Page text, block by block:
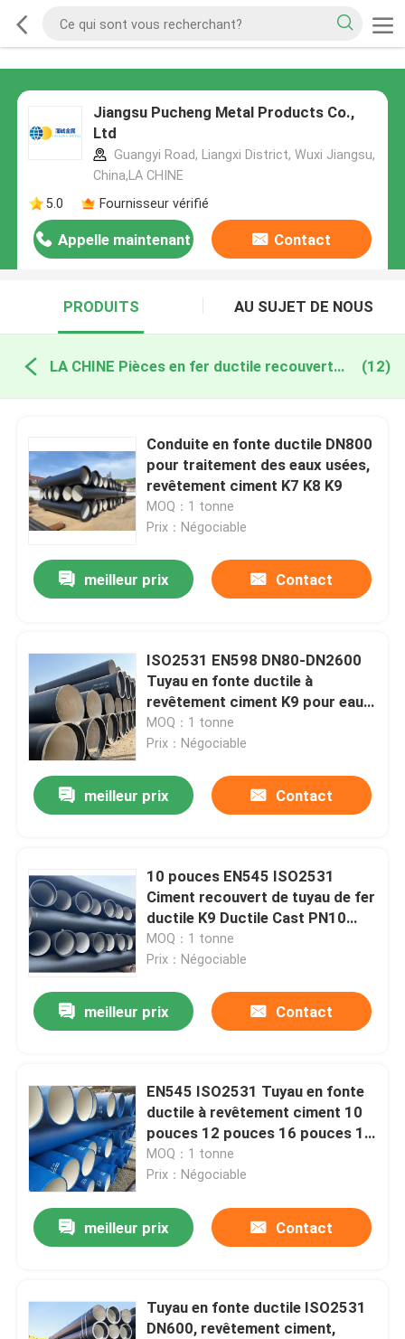
Jiangsu Pucheng Metal Products Co.,
Ltd
Guangyi Road, Liangxi District, Wuxi Jiangsu,
China,LA CHINE
5.0
Fournisseur vérifié
Appelle maintenant Contact
PRODUITS AU SUJET DE NOUS
LA CHINE Pièces en fer ductile recouvertes de ciment (12)
Conduite en fonte ductile DN800
pour traitement des eaux usées,
revêtement ciment K7 K8 K9
MOQ：1 tonne
Prix：Négociable
meilleur prix Contact
ISO2531 EN598 DN80-DN2600
Tuyau en fonte ductile à
revêtement ciment K9 pour eau
potable
MOQ：1 tonne
Prix：Négociable
meilleur prix Contact
10 pouces EN545 ISO2531
Ciment recouvert de tuyau de fer
ductile K9 Ductile Cast PN10
PN16 PN25
MOQ：1 tonne
Prix：Négociable
meilleur prix Contact
EN545 ISO2531 Tuyau en fonte
ductile à revêtement ciment 10
pouces 12 pouces 16 pouces 18
pouces C25 K7 K8 K9 Tuyau
d'alimentation en eau
MOQ：1 tonne
Prix：Négociable
meilleur prix Contact
Tuyau en fonte ductile ISO2531
DN600, revêtement ciment,